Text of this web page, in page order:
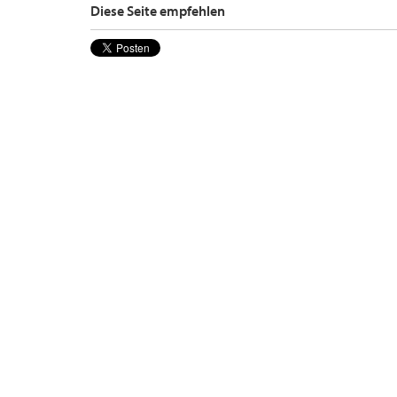
Diese Seite empfehlen